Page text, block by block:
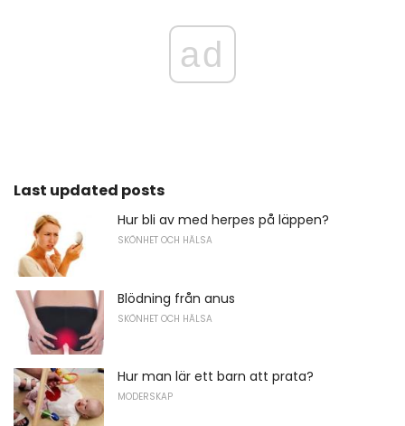
ad
Last updated posts
Hur bli av med herpes på läppen?
SKÖNHET OCH HÄLSA
Blödning från anus
SKÖNHET OCH HÄLSA
Hur man lär ett barn att prata?
MODERSKAP